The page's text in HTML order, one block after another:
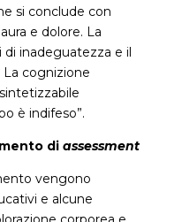
si conclude con
e dolore. La
inadeguatezza e il
cognizione
è indifeso”.
di assessment
vengono
e alcune